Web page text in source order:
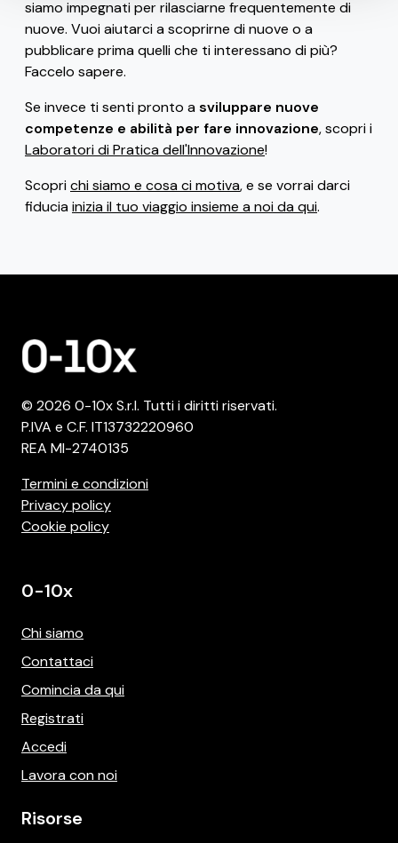
siamo impegnati per rilasciarne frequentemente di
nuove. Vuoi aiutarci a scoprirne di nuove o a
pubblicare prima quelli che ti interessano di più?
Faccelo sapere.
Se invece ti senti pronto asviluppare nuove
competenze e abilità per fare innovazione, scopri i
Laboratori di Pratica dell'Innovazione!
Scoprichi siamo e cosa ci motiva, e se vorrai darci
fiduciainizia il tuo viaggio insieme a noi da qui.
© 2026 0-10x S.r.l. Tutti i diritti riservati.
P.IVA e C.F. IT13732220960
REA MI-2740135
Termini e condizioni
Privacy policy
Cookie policy
0-10x
Chi siamo
Contattaci
Comincia da qui
Registrati
Accedi
Lavora con noi
Risorse